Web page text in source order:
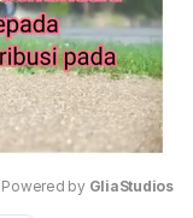
Powered by GliaStudios